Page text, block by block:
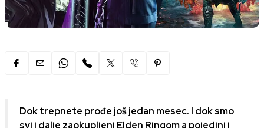
Dok trepnete prođe još jedan mesec. I dok smo
svi i dalje zaokupljeni Elden Ringom a pojedini i